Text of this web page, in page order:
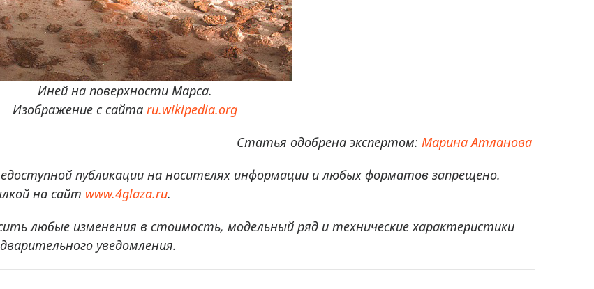
Иней на поверхности Марса.
Изображение с сайта ru.wikipedia.org
Статья одобрена экспертом: Марина Атланова
публикации на носителях информации и любых форматов запрещено.
на сайт www.4glaza.ru.
любые изменения в стоимость, модельный ряд и технические характеристики
уведомления.